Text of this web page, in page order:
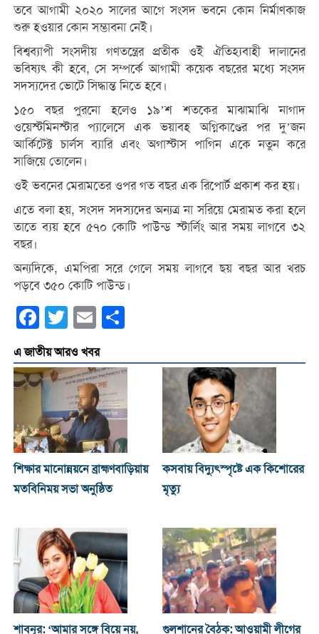
তবে আগামী ২০২০ সালের আগে সংসদ ভবনে কোন নির্মাণকাজ
শুরু হওয়ার কোন সম্ভাবনা নেই।
বিশ্বব্যাপী সংসদীয় গণতন্ত্রের প্রতীক ওই ঐতিহ্যবাহী দালানের
ভবিষ্যৎ কী হবে, সে সম্পর্কে আগামী কয়েক বছরের মধ্যে সংসদ
সদস্যদের ভোটে সিদ্ধান্ত নিতে হবে।
১৫০ বছর পুরনো হলেও ১৯’শ শতকের মাঝামাঝি নাগাদ
ওয়েস্টমিনস্টার প্যালেসে এক ভয়াবহ অগ্নিকাণ্ডের পর দু’জন
আর্কিটেক্ট চার্লস ব্যারি এবং অগাস্টাস পাগিন একে নতুন করে
সাজিয়ে তোলেন।
ওই ভবনের মেরামতের ওপর গত বছর এক রিপোর্ট প্রকাশ কর হয়।
এতে বলা হয়, সংসদ সদস্যদের অন্যত্র না সরিয়ে মেরামত করা হলে
তাতে ব্যয় হবে ৫৭০ কোটি পাউন্ড স্টার্লিং আর সময় লাগবে ৩২
বছর।
অন্যদিকে, এমপিরা সরে গেলে সময় লাগবে ছয় বছর আর খরচ
পড়বে ৩৫০ কোটি পাউন্ড।
Facebook
Twitter Email
এ জাতীয় আরও খবর
শিক্ষার মানোন্নয়নে ব্রাহ্মণবাড়িয়ায়
মতবিনিময় সভা অনুষ্ঠিত
কসবায় বিদ্যুৎস্পৃষ্টে এক কিশোরের
মৃত্যু
শাবনূর: ‘আমার সঙ্গে বিয়ে নয়,
গুলশানের বৈঠক: আওয়ামী লীগের